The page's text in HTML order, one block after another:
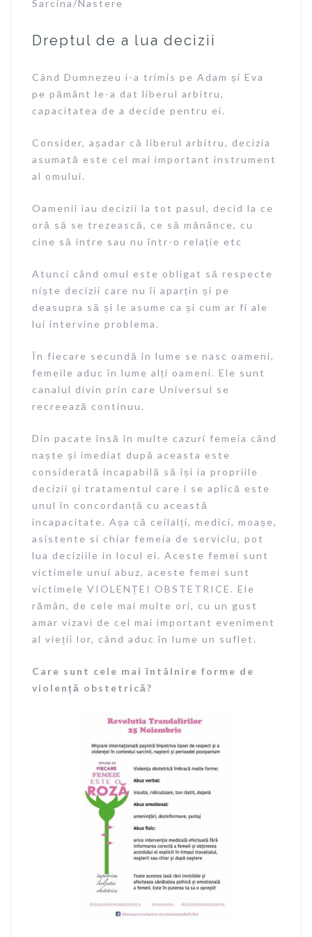
Sarcina/Nastere
Dreptul de a lua decizii
Când Dumnezeu i-a trimis pe Adam și Eva
pe pământ le-a dat liberul arbitru,
capacitatea de a decide pentru ei.
Consider, așadar că liberul arbitru, decizia
asumată este cel mai important instrument
al omului.
Oamenii iau decizii la tot pasul, decid la ce
oră să se trezească, ce să mănânce, cu
cine să intre sau nu într-o relație etc
Atunci când omul este obligat să respecte
niște decizii care nu îi aparțin și pe
deasupra să și le asume ca și cum ar fi ale
lui intervine problema.
În fiecare secundă în lume se nasc oameni,
femeile aduc în lume alți oameni. Ele sunt
canalul divin prin care Universul se
recreează continuu.
Din pacate însă în multe cazuri femeia când
naște și imediat după aceasta este
considerată incapabilă să își ia propriile
decizii și tratamentul care i se aplică este
unul în concordanță cu această
incapacitate. Așa că ceilalți, medici, moașe,
asistente si chiar femeia de serviciu, pot
lua deciziile in locul ei. Aceste femei sunt
victimele unui abuz, aceste femei sunt
victimele VIOLENȚEI OBSTETRICE. Ele
rămân, de cele mai multe ori, cu un gust
amar vizavi de cel mai important eveniment
al vieții lor, când aduc în lume un suflet.
Care sunt cele mai întâlnire forme de
violență obstetrică?